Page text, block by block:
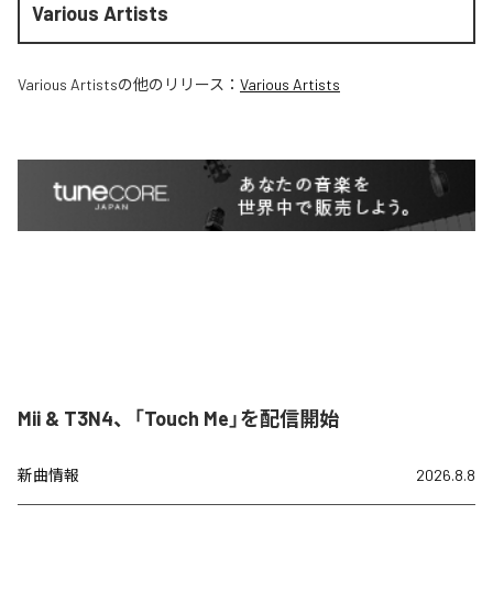
Various Artists
Various Artistsの他のリリース： Various Artists
Mii & T3N4、「Touch Me」を配信開始
新曲情報 2026.8.8